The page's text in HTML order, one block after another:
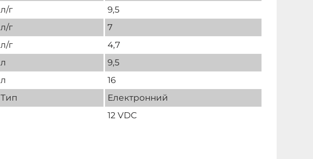
л/г
9,5
л/г
7
л/г
4,7
л
9,5
л
16
Тип
Електронний
12 VDC